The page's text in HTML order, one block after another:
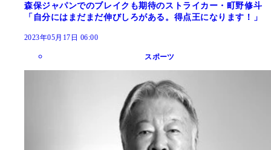
森保ジャパンでのブレイクも期待のストライカー・町野修斗
「自分にはまだまだ伸びしろがある。得点王になります！」
2023年05月17日 06:00
スポーツ